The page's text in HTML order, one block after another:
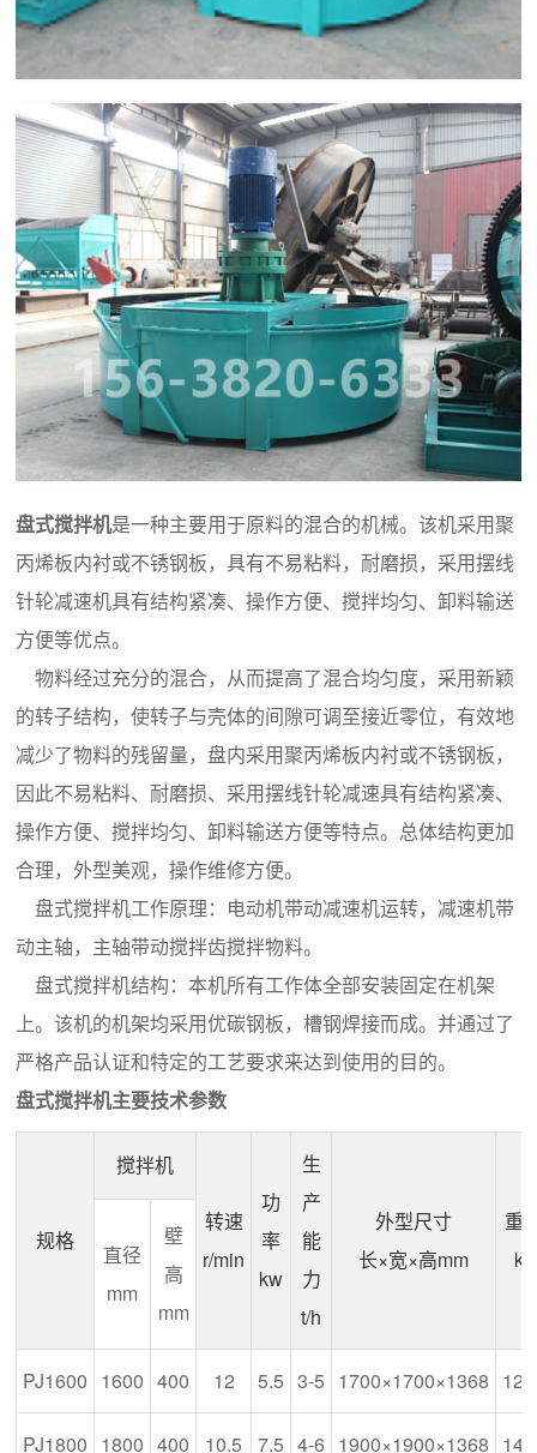
盘式搅拌机是一种主要用于原料的混合的机械。该机采用聚
丙烯板内衬或不锈钢板，具有不易粘料，耐磨损，采用摆线
针轮减速机具有结构紧凑、操作方便、搅拌均匀、卸料输送
方便等优点。
物料经过充分的混合，从而提高了混合均匀度，采用新颖
的转子结构，使转子与壳体的间隙可调至接近零位，有效地
减少了物料的残留量，盘内采用聚丙烯板内衬或不锈钢板，
因此不易粘料、耐磨损、采用摆线针轮减速具有结构紧凑、
操作方便、搅拌均匀、卸料输送方便等特点。总体结构更加
合理，外型美观，操作维修方便。
盘式搅拌机工作原理：电动机带动减速机运转，减速机带
动主轴，主轴带动搅拌齿搅拌物料。
盘式搅拌机结构：本机所有工作体全部安装固定在机架
上。该机的机架均采用优碳钢板，槽钢焊接而成。并通过了
严格产品认证和特定的工艺要求来达到使用的目的。
盘式搅拌机主要技术参数
规格
搅拌机
转速
r/min
功
率
kw
生
产
能
力
t/h
外型尺寸
长×宽×高mm
重
kg
直径
mm
壁
高
mm
PJ1600 1600 400 12 5.5 3-5 1700×1700×1368
PJ1800 1800 400 10.5 7.5 4-6 1900×1900×1368